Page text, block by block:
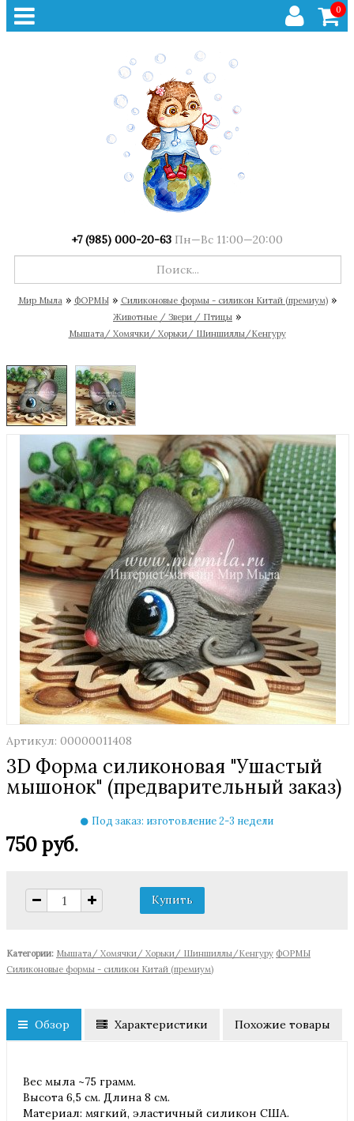
0
+7 (985) 000-20-63 Пн—Вс 11:00—20:00
Мир Мыла » ФОРМЫ » Cиликоновые формы - силикон Китай (премиум) »
Животные / Звери / Птицы »
Мышата/ Хомячки/ Хорьки/ Шиншиллы/Кенгуру
Артикул: 00000011408
3D Форма силиконовая "Ушастый
мышонок" (предварительный заказ)
Под заказ: изготовление 2-3 недели
750 руб.
Категории: Мышата/ Хомячки/ Хорьки/ Шиншиллы/Кенгуру ФОРМЫ
Cиликоновые формы - силикон Китай (премиум)
Обзор Характеристики Похожие товары
Вес мыла ~75 грамм.
Высота 6,5 см. Длина 8 см.
Материал: мягкий, эластичный силикон США.